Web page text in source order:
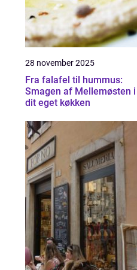
28 november 2025
Fra falafel til hummus:
Smagen af Mellemøsten i
dit eget køkken